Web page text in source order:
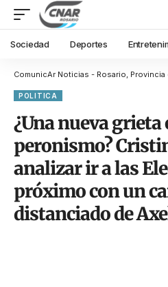
Sociedad Deportes
ComunicAr Noticias - Rosario, Provincia
POLITICA
¿Una nueva grieta
peronismo?
analizar ir a las
próximo con un
distanciado de